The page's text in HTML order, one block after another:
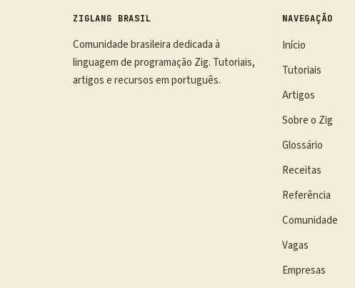
ZIGLANG BRASIL
Comunidade brasileira dedicada à
linguagem de programação Zig. Tutoriais,
artigos e recursos em português.
NAVEGAÇÃO
Início
Tutoriais
Artigos
Sobre o Zig
Glossário
Receitas
Referência
Comunidade
Vagas
Empresas